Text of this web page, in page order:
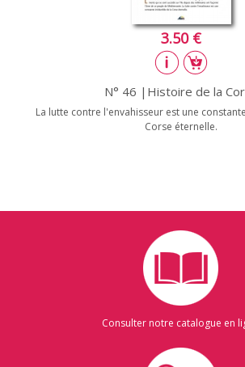
3.50 €
N° 46 |Histoire de la
La lutte contre l'envahisseur est une
Corse éternelle.
Consulter notre catalogue en